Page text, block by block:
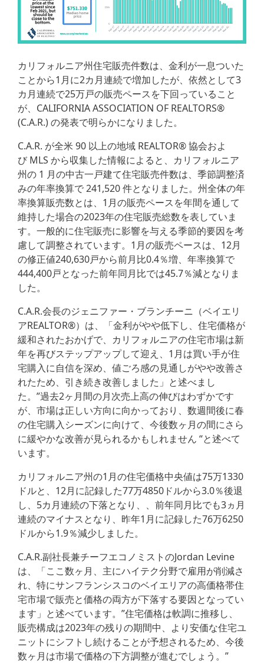
カリフォルニア州住宅販売件数は、金利が一息ついた
ことから1月に2カ月連続で増加したが、依然として3
カ月連続で25万戸の販売ペースを下回っていること
が、CALIFORNIA ASSOCIATION OF REALTORS®
(C.A.R.) の発表で明らかになりました。
C.A.R. が全米 90 以上の地域 REALTOR® 協会およ
び MLS から収集した情報によると、カリフォルニア
州の 1 月の中古一戸建て住宅販売件数は、季節調整済
みの年率換算で 241,520 件となりました。州全体の年
率換算販売数とは、1月の販売ペースを年間を通して
維持した場合の2023年の住宅販売総数を表していま
す。一般的に住宅販売に影響を与える季節的要因を考
慮して調整されています。1月の販売ペースは、12月
の修正値240,630戸から前月比0.4％増、年率換算で
444,400戸となった前年同月比では45.7％減となりま
した。
C.A.R.会長のジェニファー・ブランチーニ（ベイエリ
アREALTOR®）は、「金利がやや低下し、住宅価格が
緩和されたおかげで、カリフォルニアの住宅市場は新
年を再びステップアップして迎え、1月は買い手が住
宅購入に自信を深め、値ごろ感の見通しがやや改善さ
れたため、引き続き改善しました」と述べまし
た。”過去2ヶ月間の月次売上高の伸びはわずかです
が、市場は正しい方向に向かっており、数週間後に春
の住宅購入シーズンに向けて、今後数ヶ月の間にさら
に緩やかな改善が見られるかもしれません “と述べて
います。
カリフォルニア州の1月の住宅価格中央値は75万1330
ドルと、12月に記録した77万4850ドルから3.0％後退
し、5カ月連続の下落となり、、前年同月比でも3ヵ月
連続のマイナスとなり、昨年1月に記録した76万6250
ドルから1.9％減少しました。
C.A.R.副社長兼チーフエコノミストのJordan Levine
は、「ここ数ヶ月、主にハイテク分野で雇用が削減さ
れ、特にサンフランシスコのベイエリアの高価格帯住
宅市場で販売と価格の両方が下落する要因となってい
ます」と述べています。”住宅価格は軟調に推移し、
販売構成は2023年の残りの期間中、より安価な住宅ユ
ニットにシフトし続けることが予想されるため、今後
数ヶ月は市場で価格の下方調整が進むでしょう。”